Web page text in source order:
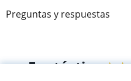
Preguntas y respuestas
Fantástica